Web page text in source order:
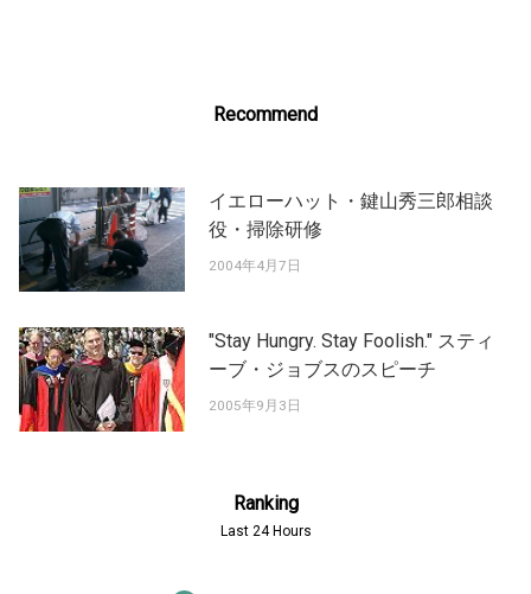
Recommend
イエローハット・鍵山秀三郎相談
役・掃除研修
2004年4月7日
"Stay Hungry. Stay Foolish." スティ
ーブ・ジョブスのスピーチ
2005年9月3日
Ranking
Last 24 Hours